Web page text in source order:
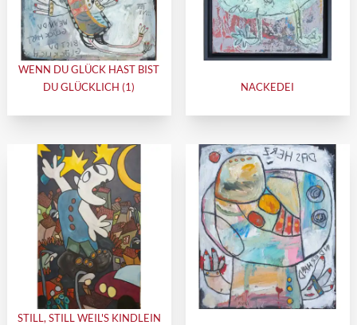
WENN DU GLÜCK HAST BIST
DU GLÜCKLICH (1)
NACKEDEI
STILL, STILL WEIL'S KINDLEIN